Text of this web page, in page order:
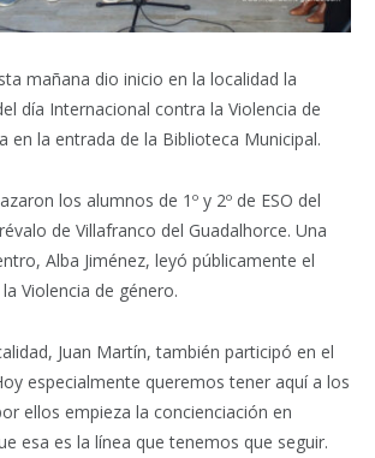
mañana dio inicio en la localidad la
día Internacional contra la Violencia de
en la entrada de la Biblioteca Municipal.
los alumnos de 1º y 2º de ESO del
de Villafranco del Guadalhorce. Una
Alba Jiménez, leyó públicamente el
Violencia de género.
Juan Martín, también participó en el
especialmente queremos tener aquí a los
ellos empieza la concienciación en
esa es la línea que tenemos que seguir.